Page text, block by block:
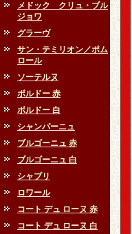
メドック クリュ・ブル
ジョワ
グラーヴ
サン・テミリオン／ポム
ロール
ソーテルヌ
ボルドー 赤
ボルドー 白
シャンパーニュ
ブルゴーニュ 赤
ブルゴーニュ 白
シャブリ
ロワール
コート デュ ローヌ 赤
コート デュ ローヌ 白